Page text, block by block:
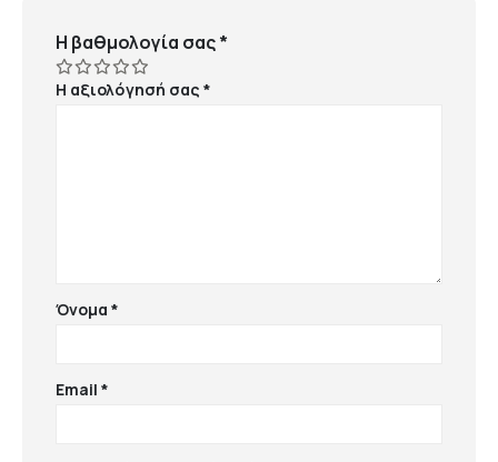
Η βαθμολογία σας*
Η αξιολόγησή σας*
Όνομα*
Email*